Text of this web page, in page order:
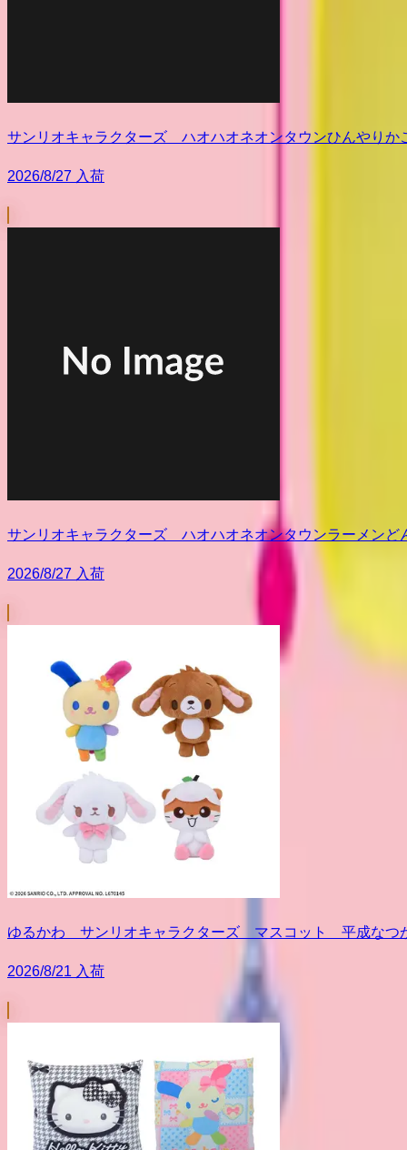
サンリオキャラクターズ ハオハオネオンタウンひんやりか
2026/8/27 入荷
サンリオキャラクターズ ハオハオネオンタウンラーメンど
2026/8/27 入荷
ゆるかわ サンリオキャラクターズ マスコット 平成なつ
2026/8/21 入荷